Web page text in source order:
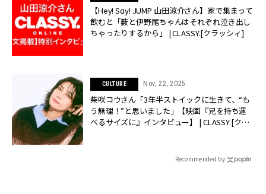
【Hey! Sɑy! JUMP 山田涼介さん】家で集まって
飲むと「薮と伊野尾ちゃんはそれぞれ泣き出し
ちゃったりするから」 | CLASSY.[クラッシィ]
CULTURE Nov, 22, 2025
柴咲コウさん「3年半ストイックに生きて、“も
う無理！”と思いました」【映画『兄を持ち運
べるサイズに』インタビュー】 | CLASSY.[クラ
Recommended by